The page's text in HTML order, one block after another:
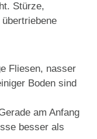
Stürze,
Fliesen, nasser
Boden sind
am Anfang
besser als